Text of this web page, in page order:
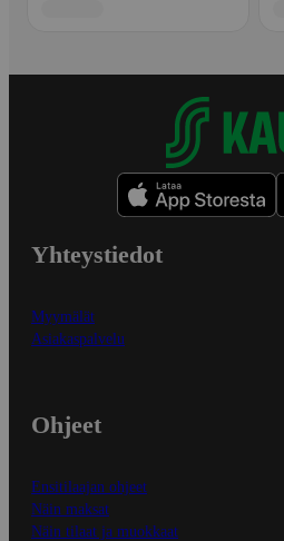
Yhteystiedot
Myymälät
Asiakaspalvelu
Ohjeet
Ensitilaajan ohjeet
Näin maksat
Näin tilaat ja muokkaat